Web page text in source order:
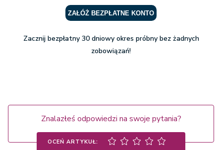
ZAŁÓŻ BEZPŁATNE KONTO
Zacznij bezpłatny 30 dniowy okres próbny bez żadnych
zobowiązań!
Znalazłeś odpowiedzi na swoje pytania?
OCEŃ ARTYKUŁ: